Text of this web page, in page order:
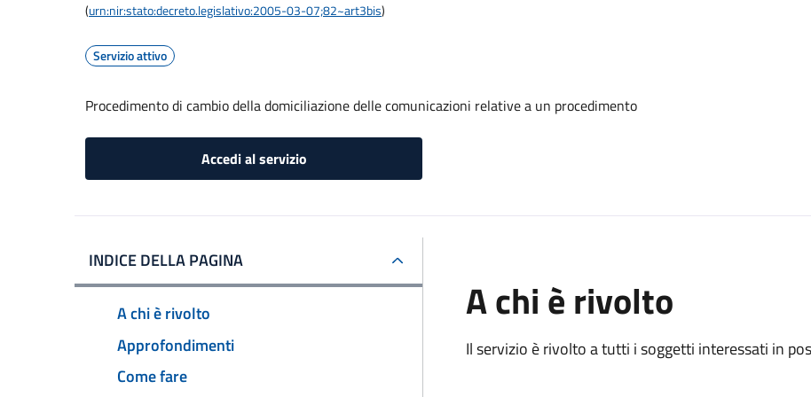
(urn:nir:stato:decreto.legislativo:2005-03-07;82~art3bis)
Servizio attivo
Procedimento di cambio della domiciliazione delle comunicazioni relative a un procedimento
Accedi al servizio
INDICE DELLA PAGINA
A chi è rivolto
Approfondimenti
Come fare
A chi è rivolto
Il servizio è rivolto a tutti i soggetti interessati in